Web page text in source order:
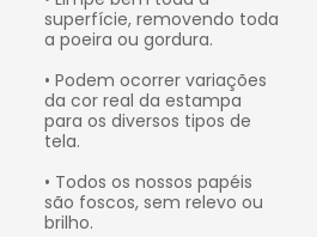
superfície, removendo toda
a poeira ou gordura.
• Podem ocorrer variações
da cor real da estampa
para os diversos tipos de
tela.
• Todos os nossos papéis
são foscos, sem relevo ou
brilho.